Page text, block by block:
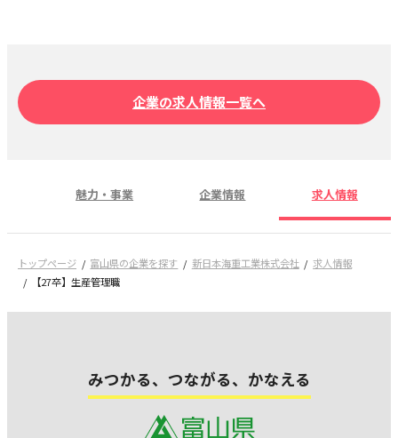
企業の求人情報一覧へ
魅力・事業 企業情報 求人情報
トップページ 富山県の企業を探す 新日本海重工業株式会社
求人情報
【27卒】生産管理職
みつかる、つながる、かなえる